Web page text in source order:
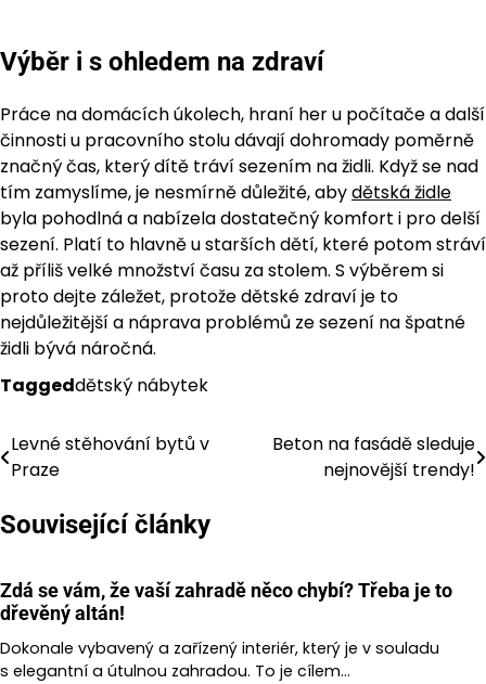
Výběr i s ohledem na zdraví
Práce na domácích úkolech, hraní her u počítače a další
činnosti u pracovního stolu dávají dohromady poměrně
značný čas, který dítě tráví sezením na židli. Když se nad
tím zamyslíme, je nesmírně důležité, abydětská židle
byla pohodlná a nabízela dostatečný komfort i pro delší
sezení. Platí to hlavně u starších dětí, které potom stráví
až příliš velké množství času za stolem. S výběrem si
proto dejte záležet, protože dětské zdraví je to
nejdůležitější a náprava problémů ze sezení na špatné
židli bývá náročná.
Taggeddětský nábytek
Navigace
příspěvek
Levné stěhování bytů v
Praze
Beton na fasádě sleduje
nejnovější trendy!
Související články
Zdá se vám, že vaší zahradě něco chybí? Třeba je to
dřevěný altán!
Dokonale vybavený a zařízený interiér, který je v souladu
s elegantní a útulnou zahradou. To je cílem…